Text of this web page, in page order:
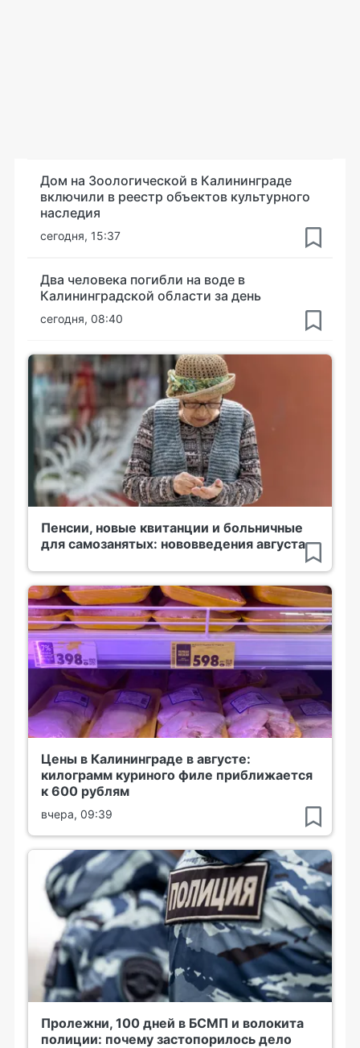
Дом на Зоологической в Калининграде
включили в реестр объектов культурного
наследия
сегодня, 15:37
Два человека погибли на воде в
Калининградской области за день
сегодня, 08:40
Пенсии, новые квитанции и больничные
для самозанятых: нововведения августа
Цены в Калининграде в августе:
килограмм куриного филе приближается
к 600 рублям
вчера, 09:39
Пролежни, 100 дней в БСМП и волокита
полиции: почему застопорилось дело